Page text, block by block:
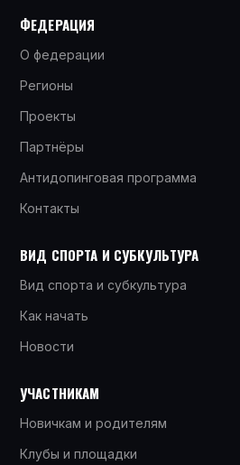
ФЕДЕРАЦИЯ
О федерации
Регионы
Проекты
Партнёры
Антидопинговая программа
Контакты
ВИД СПОРТА И СУБКУЛЬТУРА
Вид спорта и субкультура
Как начать
Новости
УЧАСТНИКАМ
Новичкам и родителям
Клубы и площадки